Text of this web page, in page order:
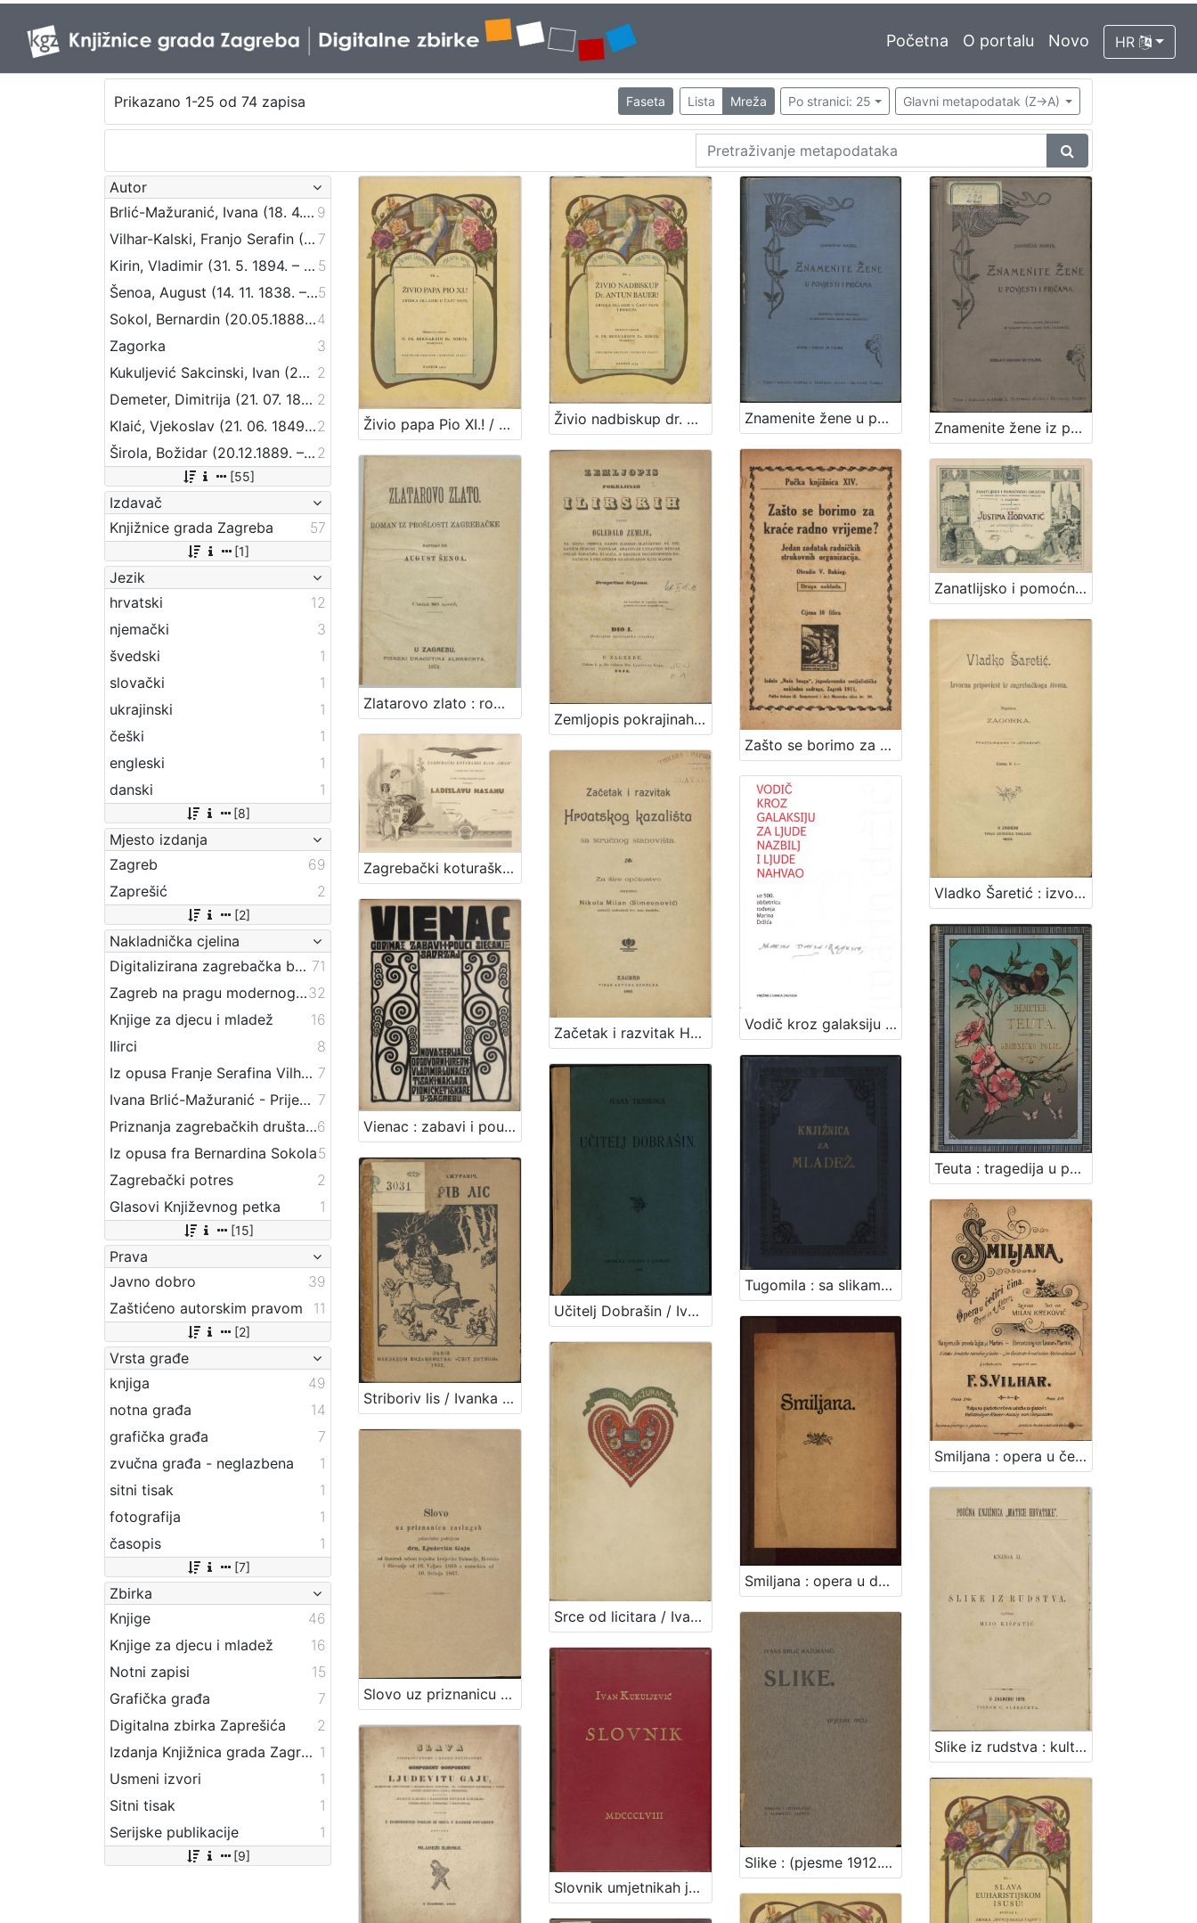
Početna O portalu Novo HR
Prikazano 1-25 od 74 zapisa Faseta Lista Mreža Po stranici: 25 Glavni metapodatak (Z->A)
Autor
Brlić-Mažuranić, Ivana (18. 4. 1874. – 21. 9. 1938.) 9
Vilhar-Kalski, Franjo Serafin (5. 1. 1852. – 4. 3. 1928.) 7
Kirin, Vladimir (31. 5. 1894. – 5. 10. 1963.) 5
Šenoa, August (14. 11. 1838. – 13. 12. 1881.)5
Sokol, Bernardin (20.05.1888 – 24.09.1944)4
Zagorka
3
Kukuljević Sakcinski, Ivan (29. 5. 1816. – 1. 8. 1889.) 2
Demeter, Dimitrija (21. 07. 1811. – 24. 06. 1872.) 2
Klaić, Vjekoslav (21. 06. 1849. – 01. 07. 1928.)2
Širola, Božidar (20.12.1889. – 10.04.1956.) 2
[55]
Izdavač
Knjižnice grada Zagreba
57
[1]
Jezik
hrvatski
12
njemački
3
švedski
1
slovački
1
ukrajinski
1
češki
1
engleski
1
danski
1
[8]
Mjesto izdanja
Zagreb
69
Zaprešić
2
[2]
Nakladnička cjelina
Digitalizirana zagrebačka baština 71
Zagreb na pragu modernog doba32
Knjige za djecu i mladež
16
Ilirci
8
Iz opusa Franje Serafina Vilhara-Kalskog 7
Ivana Brlić-Mažuranić - Prijevodi 7
Priznanja zagrebačkih društava6
Iz opusa fra Bernardina Sokola5
Zagrebački potres
2
Glasovi Književnog petka
1
[15]
Prava
Javno dobro
39
Zaštićeno autorskim pravom
11
[2]
Vrsta građe
knjiga
49
notna građa
14
grafička građa
7
zvučna građa - neglazbena
1
sitni tisak
1
fotografija
1
časopis
1
[7]
Zbirka
Knjige
46
Knjige za djecu i mladež
16
Notni zapisi
15
Grafička građa
7
Digitalna zbirka Zaprešića
2
Izdanja Knjižnica grada Zagreba - E-knjige 1
Usmeni izvori
1
Sitni tisak
1
Serijske publikacije
1
[9]
Živio papa Pio XI.! / priredio i izdao Bernardin Sokol Živio nadbiskup dr. Antun Bauer! : zbirka skladbi u čast pape i biskupa / priredio i izdao Bernardin Sokol Znamenite žene u povjesti i pričama / sastavila Marija Jambrišak
Znamenite žene iz priče i poviesti / sastavila Marija Jambrišakova
Zlatarovo zlato : roman iz prošlosti zagrebačke / napisao ga August Šenoa
Zemljopis pokrajinah ilirskih iliti Ogledalo zemlje, na kojoj pribiva narod ilirsko-slavjanski sa opisanjem berdah, potokah, gradovah i znatniih mestah polag sadanjeg stališa, s kratkim dogodopisnim dodatkom i priloženim krajobrazom iliti mapom / od Dragutina Seljana
Zašto se borimo za kraće radno vrijeme? : jedan zadatak radničkih strukovnih organizacija / obradio V. Bukšeg
Zanatlijsko i pomoćničko društvo za podporu bolestnika, nemoćnika, udova i siročadi
Zagrebački koturaški klub "Orao"
Začetak i razvitak Hrvatskog kazališta sa stručnog stanovišta : za šire općinstvo / napisao Nikola Milan (Simeonović) Vodič kroz galaksiju za ljude nazbilj i ljude nahvao : uz 500. obljetnicu rođnja Marina Držića / priredile Arijana Herceg Mićanović, Željka Mišcin
Vladko Šaretić : izvorna pripoviest iz zagrebačkoga života / napisala Zagorka
Vienac : zabavi i pouci : nova serija / odgovorni urednik Vladimir Lunaček
Učitelj Dobrašin / Ivana Trnskoga
Tugomila : sa slikama / napisala Jagoda Truhelka
Teuta : tragedija u pet čina ; Grobničko polje : pjesan / Dimitrija Demeter
Striboriv lis / Ivanka Brlič-Mažuranič
Srce od licitara / Ivana Brlić-Mažuranić
Smiljana : opera u dva čina / spjevao Milan Kreković ; (djelomice na osnovi Tomićeva "Pastorka") ; glazbotvorio F. S. Vilhar
Smiljana : opera u četiri čina / u duhu hrvatske narodne glazbe glazbotvorio F. S. Vilhar
Slovo uz priznanicu zaslugah jedinodušno podieljenu dru. Ljudevitu Gaju od članovah sabora trojedne kraljevine Dalmacije, Hrvatske i Slavonije od 18. veljače 1866 s nastavkom od 10. svibnja 1867.
Slovnik umjetnikah jugoslavenskih / od Ivana Kukuljevića Sakcinskoga
Slike : (pjesme 1912.) / Ivana Brlić Mažuranić
Slike iz rudstva : kulturno-prirodopisne crtice : sa 41 slikom i jednom geografijskom kartom / napisao Mijo Kišpatić